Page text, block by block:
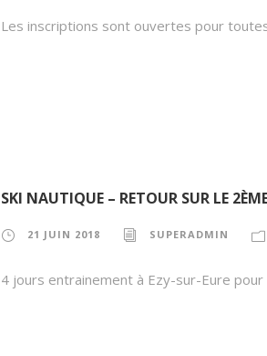
Les inscriptions sont ouvertes pour
SKI NAUTIQUE – RETOUR SUR LE
21 JUIN 2018 SUPERADMIN
4 jours entrainement à Ezy-sur-Eure